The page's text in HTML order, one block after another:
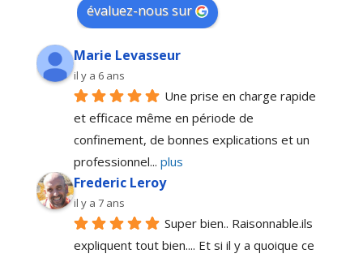
évaluez-nous sur
Marie Levasseur
il y a 6 ans
Une prise en charge rapide
et efficace même en période de
confinement, de bonnes explications et un
professionnel... plus
Frederic Leroy
il y a 7 ans
Super bien.. Raisonnable.ils
expliquent tout bien.... Et si il y a quoique ce